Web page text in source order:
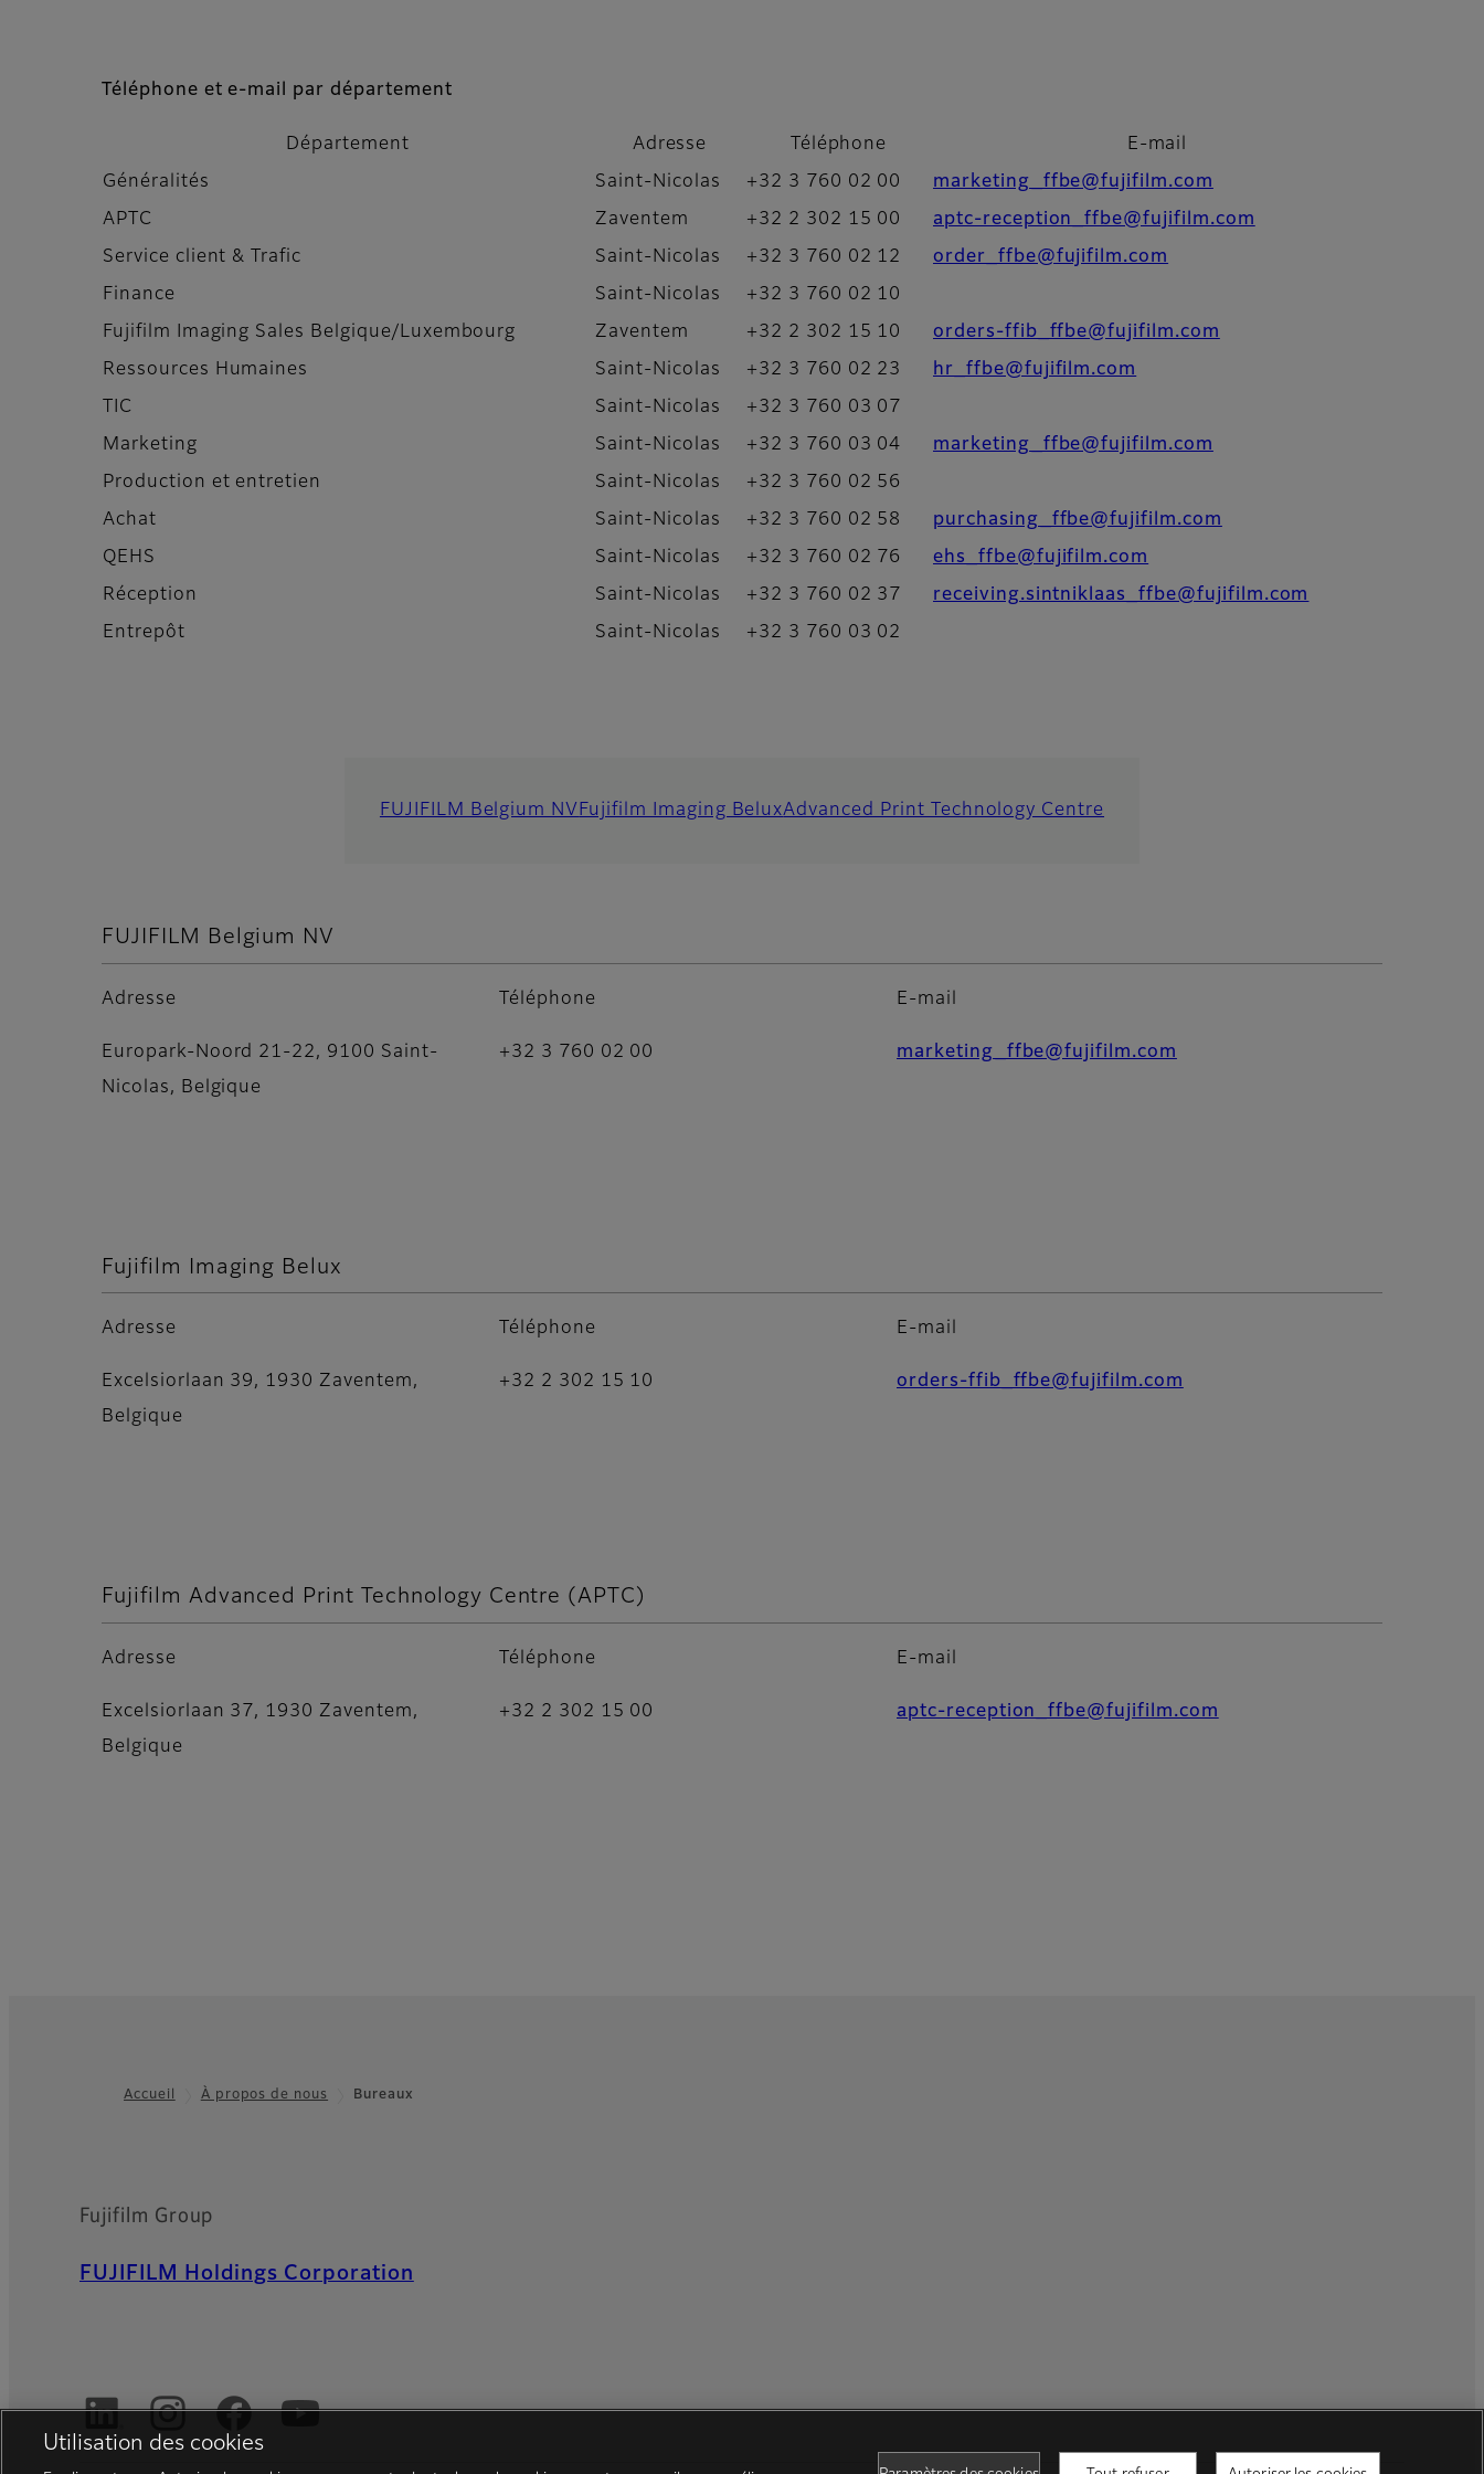
Téléphone et e-mail par département
Département Adresse Téléphone E-mail
Généralités Saint-Nicolas +32 3 760 02 00 marketing_ffbe@fujifilm.com
APTC Zaventem +32 2 302 15 00 aptc-reception_ffbe@fujifilm.com
Service client & Trafic Saint-Nicolas +32 3 760 02 12 order_ffbe@fujifilm.com
Finance Saint-Nicolas +32 3 760 02 10
Fujifilm Imaging Sales Belgique/Luxembourg Zaventem +32 2 302 15 10 orders-ffib_ffbe@fujifilm.com
Ressources Humaines Saint-Nicolas +32 3 760 02 23 hr_ffbe@fujifilm.com
TIC Saint-Nicolas +32 3 760 03 07
Marketing Saint-Nicolas +32 3 760 03 04 marketing_ffbe@fujifilm.com
Production et entretien Saint-Nicolas +32 3 760 02 56
Achat Saint-Nicolas +32 3 760 02 58 purchasing_ffbe@fujifilm.com
QEHS Saint-Nicolas +32 3 760 02 76 ehs_ffbe@fujifilm.com
Réception Saint-Nicolas +32 3 760 02 37 receiving.sintniklaas_ffbe@fujifilm.com
Entrepôt Saint-Nicolas +32 3 760 03 02
FUJIFILM Belgium NV Fujifilm Imaging BeluxAdvanced Print Technology Centre
FUJIFILM Belgium NV
Adresse
Europark-Noord 21-22, 9100 Saint-
Nicolas, Belgique
Téléphone
+32 3 760 02 00
E-mail
marketing_ffbe@fujifilm.com
Fujifilm Imaging Belux
Adresse
Excelsiorlaan 39, 1930 Zaventem,
Belgique
Téléphone
+32 2 302 15 10
E-mail
orders-ffib_ffbe@fujifilm.com
Fujifilm Advanced Print Technology Centre (APTC)
Adresse
Excelsiorlaan 37, 1930 Zaventem,
Belgique
Téléphone
+32 2 302 15 00
E-mail
aptc-reception_ffbe@fujifilm.com
Accueil À propos de nous Bureaux
Fujifilm Group
FUJIFILM Holdings Corporation
Utilisation des cookies